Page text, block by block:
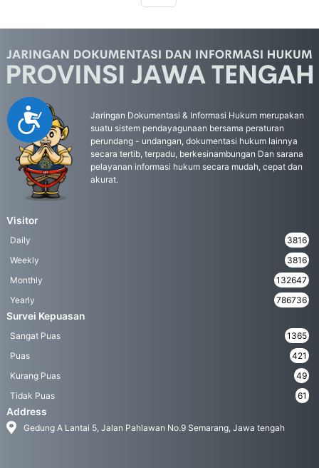
AccessibilityJaringan Dokumentasi & Informasi Hukum merupakan
suatu sistem pendayagunaan bersama peraturan
perundang - undangan, dokumentasi hukum lainnya
secara tertib, terpadu, berkesinambungan Dan sarana
pelayanan informasi hukum secara mudah, cepat dan
akurat.
Visitor
Daily
3816
Weekly
3816
Monthly
132647
Yearly
786736
Survei Kepuasan
Sangat Puas
1365
Puas
421
Kurang Puas
49
Tidak Puas
61
Address
Gedung A Lantai 5, Jalan Pahlawan No.9 Semarang, Jawa tengah